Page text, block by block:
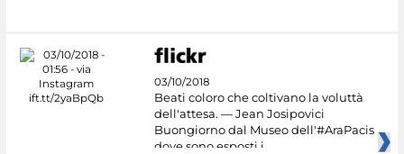
03/10/2018
Beati coloro che coltivano la voluttà
dell'attesa. — Jean Josipovici
Buongiorno dal Museo dell'#AraPacis
dove sono esposti i